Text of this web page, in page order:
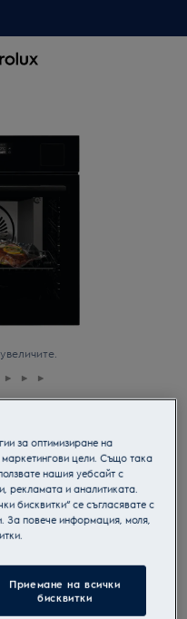
предупрежденията за
на ЕС 2023/988 са
за потребителя.
за оптимизиране на
цели. Също така
нашия уебсайт с
рекламата и аналитиката.
бисквитки“ се съгласявате с
За повече информация, моля,
Приемане на всички
бисквитки